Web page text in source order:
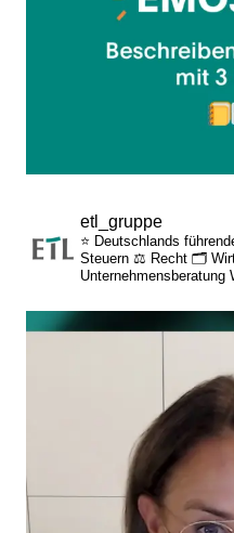
etl_gruppe
⭐ Deutschlands
Steuern ⚖️ Recht 🗂️
Unternehmensberatung